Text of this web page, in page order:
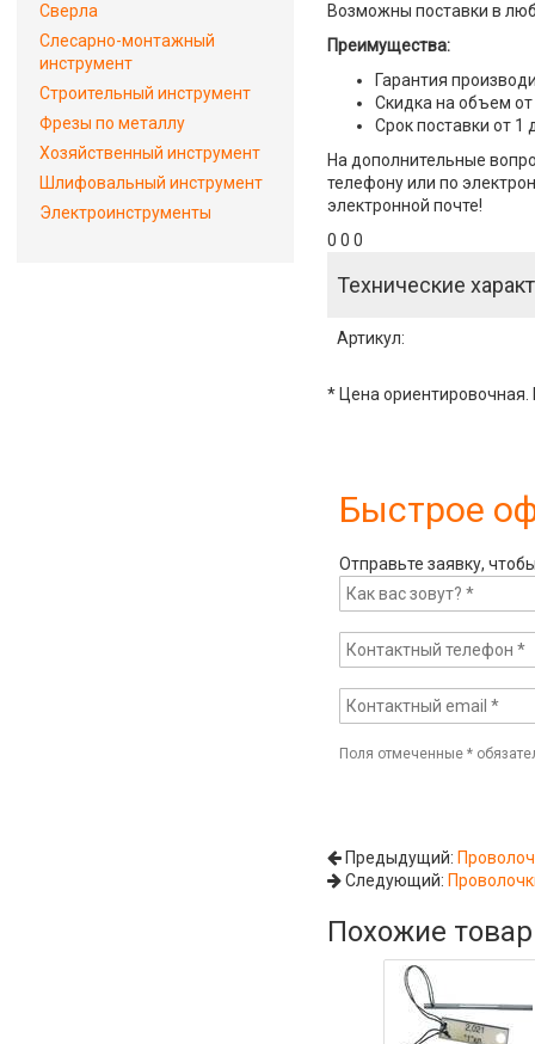
Возможны поставки в
Преимущества:
Гарантия
Скидка на объем от
Срок поставки от 1
На дополнительные
телефону или по
электронной почте!
0 0 0
Технические
Артикул:
* Цена ориентировочная.
Быстрое
Отправьте заявку,
Поля отмеченные*
Предыдущий:
Следующий:
Похожие
Сверла
Слесарно-монтажный
инструмент
Строительный инструмент
Фрезы по металлу
Хозяйственный инструмент
Шлифовальный инструмент
Электроинструменты